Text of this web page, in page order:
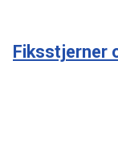
Fiksstjerner